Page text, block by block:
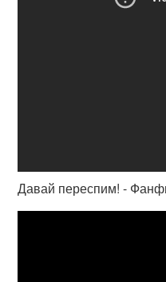
Давай переспим! -